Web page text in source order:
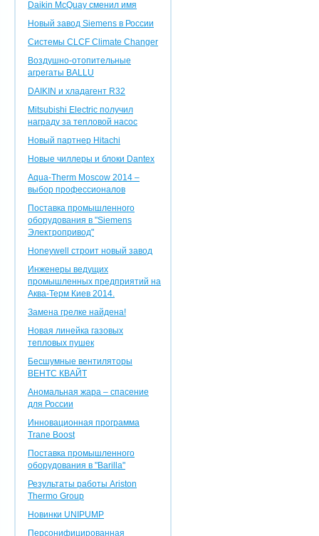
Daikin McQuay сменил имя
Новый завод Siemens в России
Системы CLCF Climate Changer
Воздушно-отопительные
агрегаты BALLU
DAIKIN и хладагент R32
Mitsubishi Electric получил
награду за тепловой насос
Новый партнер Hitachi
Новые чиллеры и блоки Dantex
Aqua-Therm Moscow 2014 –
выбор профессионалов
Поставка промышленного
оборудования в "Siemens
Электропривод"
Honeywell строит новый завод
Инженеры ведущих
промышленных предприятий на
Аква-Терм Киев 2014.
Замена грелке найдена!
Новая линейка газовых
тепловых пушек
Бесшумные вентиляторы
ВЕНТС КВАЙТ
Аномальная жара – спасение
для России
Инновационная программа
Trane Boost
Поставка промышленного
оборудования в "Barilla"
Результаты работы Ariston
Thermo Group
Новинки UNIPUMP
Персонифицированная